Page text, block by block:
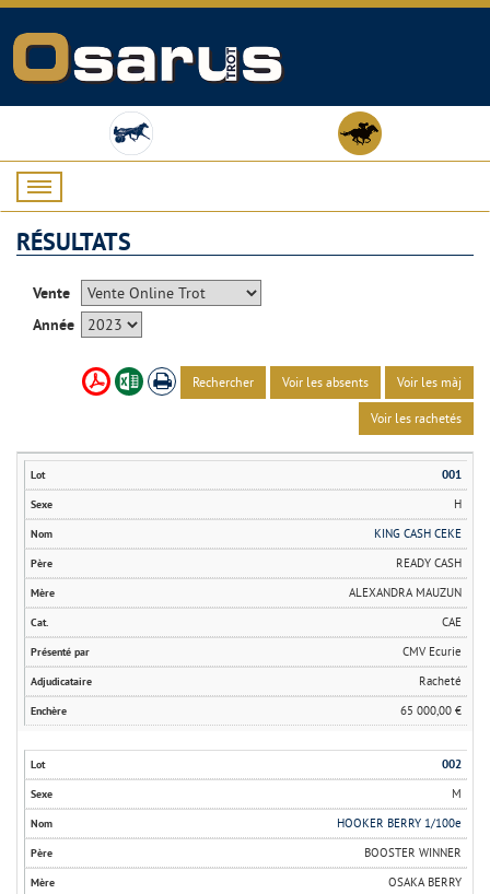
RÉSULTATS
Vente
Année
Rechercher Voir les absents Voir les màj
Voir les rachetés
001
H
KING CASH CEKE
READY CASH
ALEXANDRA MAUZUN
CAE
CMV Ecurie
Racheté
65 000,00 €
002
M
HOOKER BERRY 1/100e
BOOSTER WINNER
OSAKA BERRY